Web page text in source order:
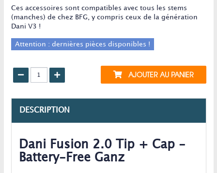
Ces accessoires sont compatibles avec tous les stems
(manches) de chez BFG, y compris ceux de la génération
Dani V3 !
Attention : dernières pièces disponibles !
AJOUTER AU PANIER
DESCRIPTION
Dani Fusion 2.0 Tip + Cap -
Battery-Free Ganz